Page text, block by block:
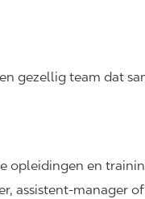
gezellig team dat
opleidingen en
assistent-manager